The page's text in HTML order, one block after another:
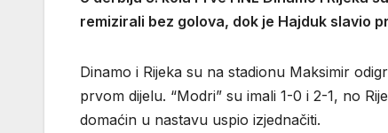
remizirali bez golova, dok je Hajduk slavio
Dinamo i Rijeka su na stadionu Maksimir
prvom dijelu. “Modri” su imali 1-0 i 2-1, no
domaćin u nastavu uspio izjednačiti.